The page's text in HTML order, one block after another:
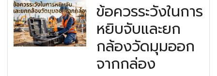
ข้อควรระวังในการ
หยิบจับและยก
กล้องวัดมุมออก
จากกล่อง